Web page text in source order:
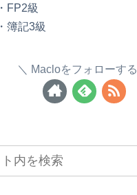
・FP2級
・簿記3級
Macloをフォローする